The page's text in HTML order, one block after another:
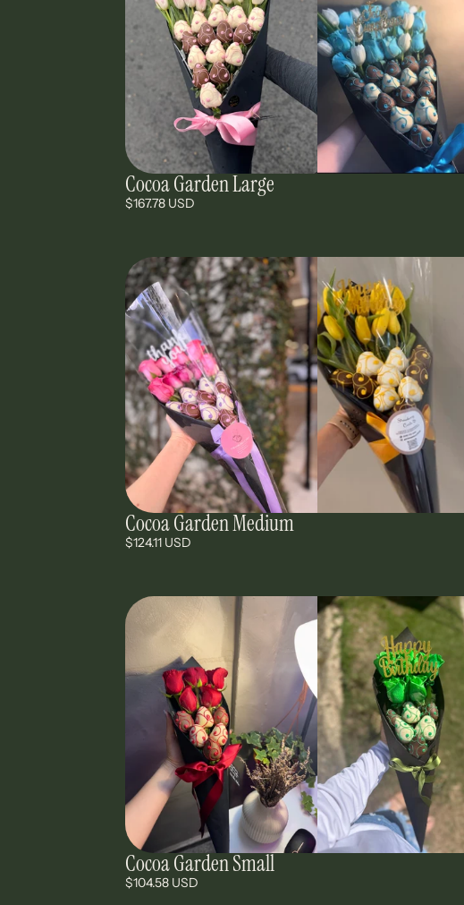
Cocoa Garden Large
$167.78 USD
Cocoa Garden Medium
$124.11 USD
Cocoa Garden Small
$104.58 USD